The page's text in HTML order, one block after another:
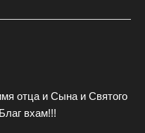
отца и Сына и Святого
вхам!!!